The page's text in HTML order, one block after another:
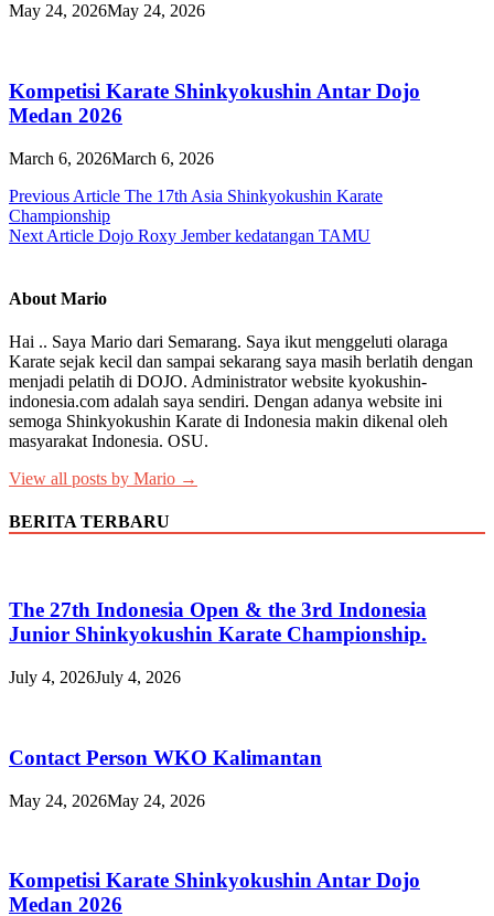
May 24, 2026May 24, 2026
Kompetisi Karate Shinkyokushin Antar Dojo
Medan 2026
March 6, 2026March 6, 2026
Post
navigation
Previous Article The 17th Asia Shinkyokushin Karate
Championship
Next Article Dojo Roxy Jember kedatangan TAMU
About Mario
Hai .. Saya Mario dari Semarang. Saya ikut menggeluti olaraga
Karate sejak kecil dan sampai sekarang saya masih berlatih dengan
menjadi pelatih di DOJO. Administrator website kyokushin-
indonesia.com adalah saya sendiri. Dengan adanya website ini
semoga Shinkyokushin Karate di Indonesia makin dikenal oleh
masyarakat Indonesia. OSU.
View all posts by Mario →
BERITA TERBARU
The 27th Indonesia Open & the 3rd Indonesia
Junior Shinkyokushin Karate Championship.
July 4, 2026July 4, 2026
Contact Person WKO Kalimantan
May 24, 2026May 24, 2026
Kompetisi Karate Shinkyokushin Antar Dojo
Medan 2026